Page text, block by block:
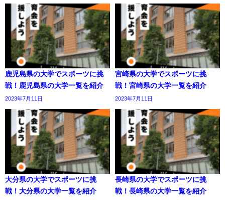
鹿児島県の大学でスポーツに挑
戦！鹿児島県の大学一覧を紹介
2023年7月11日
宮崎県の大学でスポーツに挑
戦！宮崎県の大学一覧を紹介
2023年7月11日
大分県の大学でスポーツに挑
戦！大分県の大学一覧を紹介
長崎県の大学でスポーツに挑
戦！長崎県の大学一覧を紹介